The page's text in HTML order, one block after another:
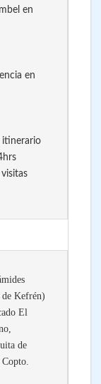
en
en
itinerario
Kefrén)
El
de